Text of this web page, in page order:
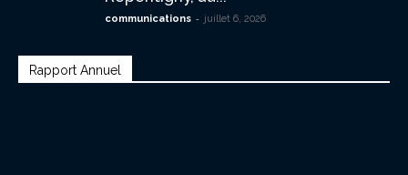
communications - juillet 6, 2026
Rapport Annuel